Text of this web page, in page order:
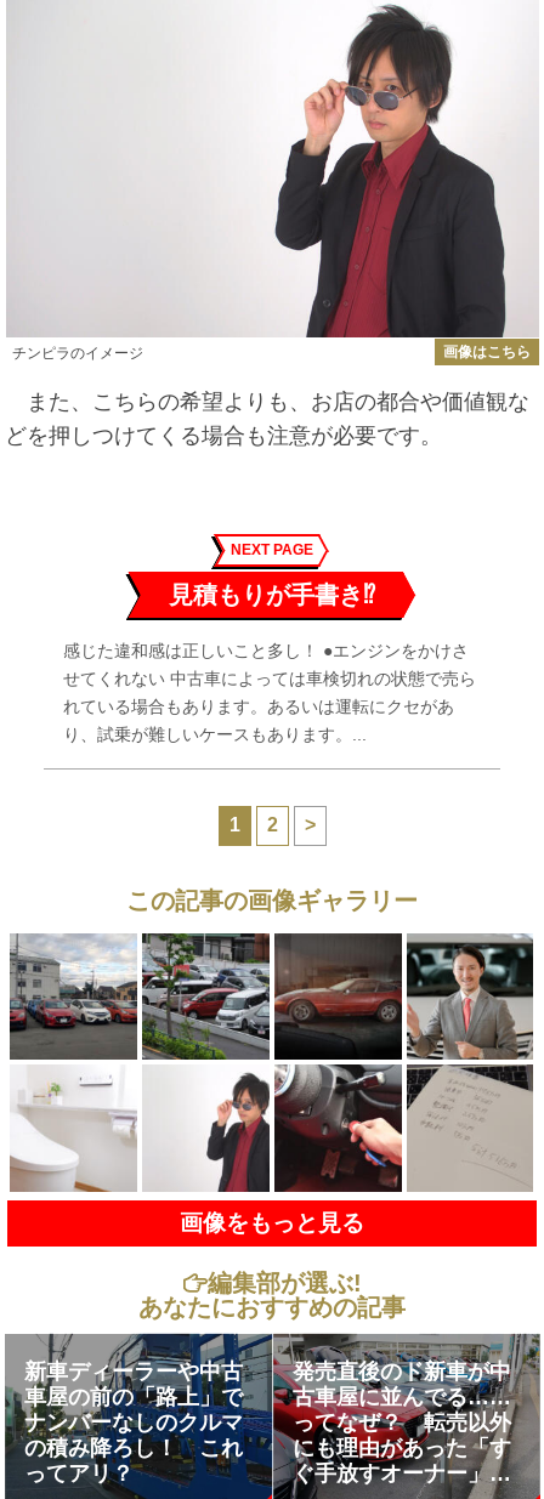
チンピラのイメージ 画像はこちら
また、こちらの希望よりも、お店の都合や価値観な
どを押しつけてくる場合も注意が必要です。
NEXT PAGE
見積もりが手書き⁉︎
感じた違和感は正しいこと多し！ ●エンジンをかけさ
せてくれない 中古車によっては車検切れの状態で売ら
れている場合もあります。あるいは運転にクセがあ
り、試乗が難しいケースもあります。...
1 2 >
この記事の画像ギャラリー
画像をもっと見る
編集部が選ぶ!
あなたにおすすめの記事
新車ディーラーや中古
車屋の前の「路上」で
ナンバーなしのクルマ
の積み降ろし！ これ
ってアリ？
発売直後のド新車が中
古車屋に並んでる……
ってなぜ？ 転売以外
にも理由があった「す
ぐ手放すオーナー」の